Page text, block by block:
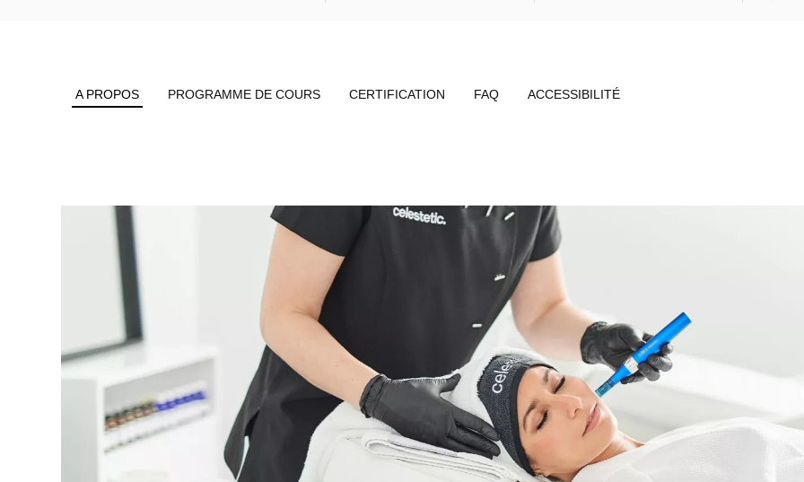
A PROPOS PROGRAMME DE COURS CERTIFICATION FAQ ACCESSIBILITÉ